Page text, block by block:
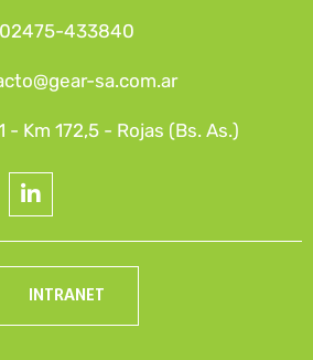
02475-433840
sa.com.ar
- Km 172,5 - Rojas (Bs. As.)
INTRANET